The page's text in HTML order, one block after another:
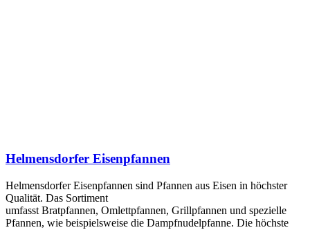
Helmensdorfer Eisenpfannen
Helmensdorfer Eisenpfannen sind Pfannen aus Eisen in höchster
Qualität. Das Sortiment
umfasst Bratpfannen, Omlettpfannen, Grillpfannen und spezielle
Pfannen, wie beispielsweise die Dampfnudelpfanne. Die höchste